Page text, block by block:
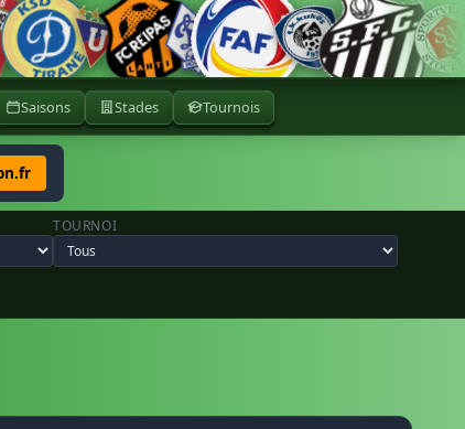
Saisons Stades Tournois
TOURNOI